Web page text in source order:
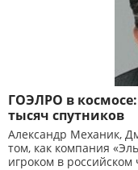
ГОЭЛРО в космосе:
тысяч спутников
Александр Механик,
том, как компания
игроком в российском